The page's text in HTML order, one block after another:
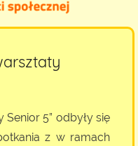
5” odbyły się
z w ramach